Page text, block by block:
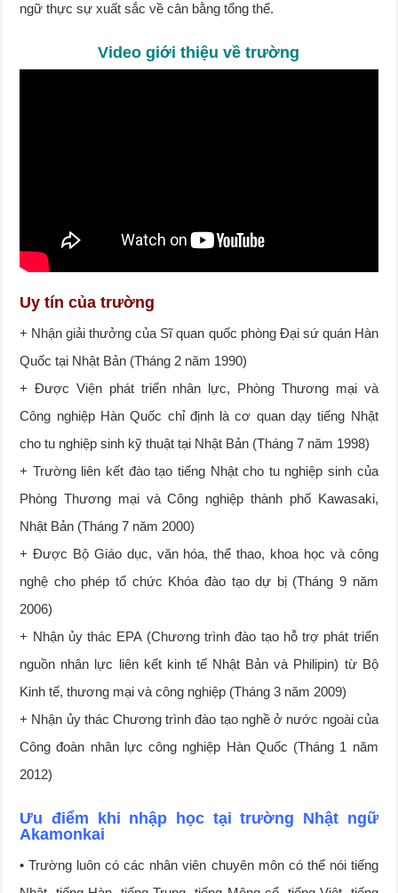
ngữ thực sự xuất sắc về cân bằng tổng thể.
Video giới thiệu về trường
Uy tín của trường
+ Nhận giải thưởng của Sĩ quan quốc phòng Đại sứ quán Hàn
Quốc tại Nhật Bản (Tháng 2 năm 1990)
+ Được Viện phát triển nhân lực, Phòng Thương mại và
Công nghiệp Hàn Quốc chỉ định là cơ quan dạy tiếng Nhật
cho tu nghiệp sinh kỹ thuật tại Nhật Bản (Tháng 7 năm 1998)
+ Trường liên kết đào tạo tiếng Nhật cho tu nghiệp sinh của
Phòng Thương mại và Công nghiệp thành phố Kawasaki,
Nhật Bản (Tháng 7 năm 2000)
+ Được Bộ Giáo dục, văn hóa, thể thao, khoa học và công
nghệ cho phép tổ chức Khóa đào tạo dự bị (Tháng 9 năm
2006)
+ Nhận ủy thác EPA (Chương trình đào tạo hỗ trợ phát triển
nguồn nhân lực liên kết kinh tế Nhật Bản và Philipin) từ Bộ
Kinh tế, thương mại và công nghiệp (Tháng 3 năm 2009)
+ Nhận ủy thác Chương trình đào tạo nghề ở nước ngoài của
Công đoàn nhân lực công nghiệp Hàn Quốc (Tháng 1 năm
2012)
Ưu điểm khi nhập học tại trường Nhật ngữ
Akamonkai
• Trường luôn có các nhân viên chuyên môn có thể nói tiếng